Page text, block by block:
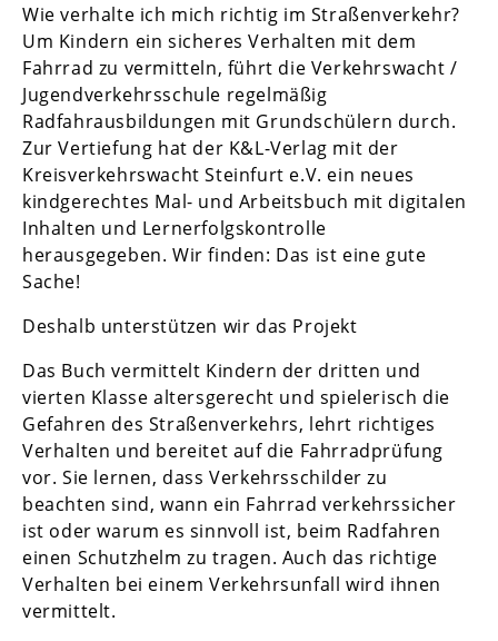
Wie verhalte ich mich richtig im Straßenverkehr?
Um Kindern ein sicheres Verhalten mit dem
Fahrrad zu vermitteln, führt die Verkehrswacht /
Jugendverkehrsschule regelmäßig
Radfahrausbildungen mit Grundschülern durch.
Zur Vertiefung hat der K&L-Verlag mit der
Kreisverkehrswacht Steinfurt e.V. ein neues
kindgerechtes Mal- und Arbeitsbuch mit digitalen
Inhalten und Lernerfolgskontrolle
herausgegeben. Wir finden: Das ist eine gute
Sache!
Deshalb unterstützen wir das Projekt
Das Buch vermittelt Kindern der dritten und
vierten Klasse altersgerecht und spielerisch die
Gefahren des Straßenverkehrs, lehrt richtiges
Verhalten und bereitet auf die Fahrradprüfung
vor. Sie lernen, dass Verkehrsschilder zu
beachten sind, wann ein Fahrrad verkehrssicher
ist oder warum es sinnvoll ist, beim Radfahren
einen Schutzhelm zu tragen. Auch das richtige
Verhalten bei einem Verkehrsunfall wird ihnen
vermittelt.